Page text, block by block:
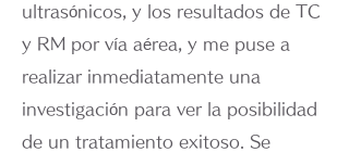
ultrasónicos, y los resultados de TC
y RM por vía aérea, y me puse a
realizar inmediatamente una
investigación para ver la posibilidad
de un tratamiento exitoso. Se